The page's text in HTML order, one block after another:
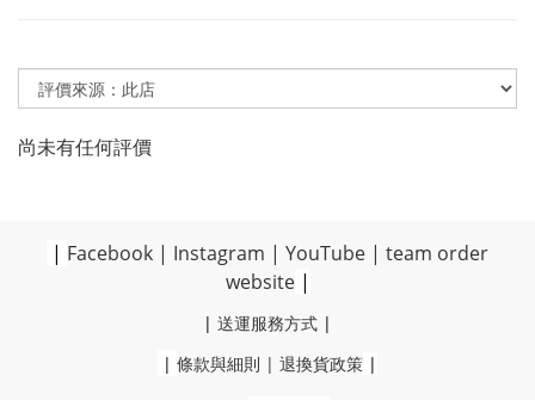
尚未有任何評價
| Facebook | Instagram | YouTube | team order
website|
| 送運服務方式 |
| 條款與細則 | 退換貨政策 |